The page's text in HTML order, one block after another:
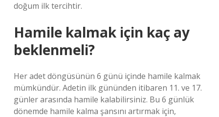
doğum ilk tercihtir.
Hamile kalmak için kaç ay
beklenmeli?
Her adet döngüsünün 6 günü içinde hamile kalmak
mümkündür. Adetin ilk gününden itibaren 11. ve 17.
günler arasında hamile kalabilirsiniz. Bu 6 günlük
dönemde hamile kalma şansını artırmak için,